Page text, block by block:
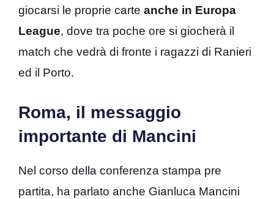
giocarsi le proprie carte anche in Europa
League, dove tra poche ore si giocherà il
match che vedrà di fronte i ragazzi di Ranieri
ed il Porto.
Roma, il messaggio
importante di Mancini
Nel corso della conferenza stampa pre
partita, ha parlato anche Gianluca Mancini